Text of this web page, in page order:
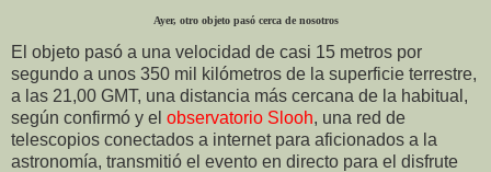
Ayer, otro objeto pasó cerca de nosotros
El objeto pasó a una velocidad de casi 15 metros por
segundo a unos 350 mil kilómetros de la superficie terrestre,
a las 21,00 GMT, una distancia más cercana de la habitual,
según confirmó y el observatorio Slooh, una red de
telescopios conectados a internet para aficionados a la
astronomía, transmitió el evento en directo para el disfrute